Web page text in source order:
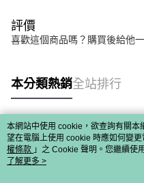
評價
喜歡這個商品嗎？購買後給他
本分類熱銷全站排行
熱門標籤
本網站中使用 cookie，欲查詢有關
望在電腦上使用 cookie 時應如何變
權條款 」之 Cookie 聲明。您繼續使
用條款之 Cookie 聲明使用 cookie。
了解更多 >